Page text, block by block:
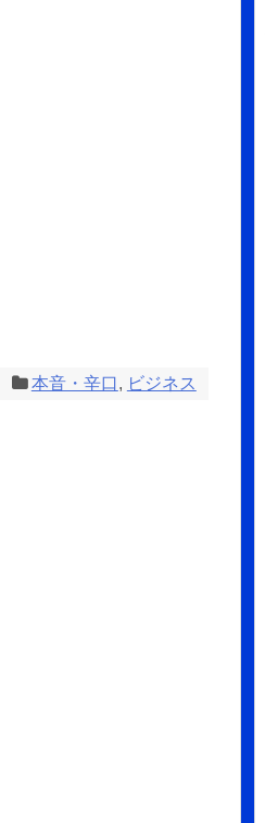
本音・辛口, ビジネス